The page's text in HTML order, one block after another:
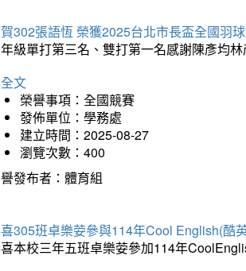
302張語恆 榮獲2025台北市長盃全國羽
級單打第三名、雙打第一名感謝陳彥均
文
榮譽事項：全國競賽
發佈單位：學務處
建立時間：2025-08-27
瀏覽次數：400
發布者：體育組
305班卓樂荌參與114年Cool English(酷
本校三年五班卓樂荌參加114年